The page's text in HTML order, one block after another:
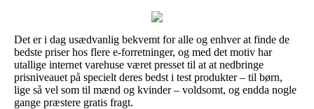
Det er i dag usædvanlig bekvemt for alle og enhver at finde de
bedste priser hos flere e-forretninger, og med det motiv har
utallige internet varehuse været presset til at at nedbringe
prisniveauet på specielt deres bedst i test produkter – til børn,
lige så vel som til mænd og kvinder – voldsomt, og endda nogle
gange præstere gratis fragt.